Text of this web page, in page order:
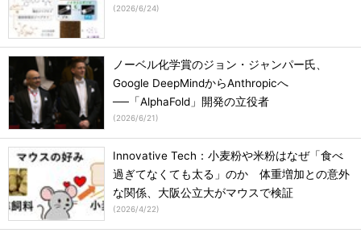
(2026/6/24)
ノーベル化学賞のジョン・ジャンパー氏、
Google DeepMindからAnthropicへ
──「AlphaFold」開発の立役者
(2026/6/21)
Innovative Tech：小麦粉や米粉はなぜ「食べ
過ぎてなくても太る」のか 体重増加との意外
な関係、大阪公立大がマウスで検証
(2026/4/22)